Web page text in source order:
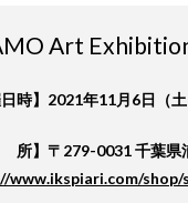
Art
日時】2021年11月6日（
】〒279-0031 千葉県
www.ikspiari.com/shop/